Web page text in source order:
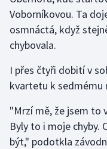
Motorsport
Olympijské hry
Parasport
Plážový volejbal
Voborníkovou. Ta
osmnáctá, když
chybovala.
I přes čtyři dobití v
kvartetu k sedmému
"Mrzí mě, že jsem to
Byly to i moje chyby.
být," podotkla